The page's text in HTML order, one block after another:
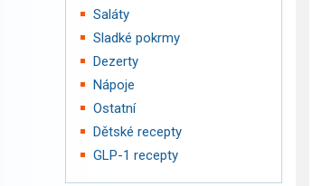
Saláty
Sladké pokrmy
Dezerty
Nápoje
Ostatní
Dětské recepty
GLP-1 recepty